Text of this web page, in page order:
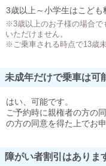
3歳以上～小学生はこども
※3歳以上のお子様の場合で
いただけません。
※ご乗車される時点で13歳
未成年だけで乗車は可
はい、可能です。
ご予約時に親権者の方の
の方の同意を得た上でお
障がい者割引はありま